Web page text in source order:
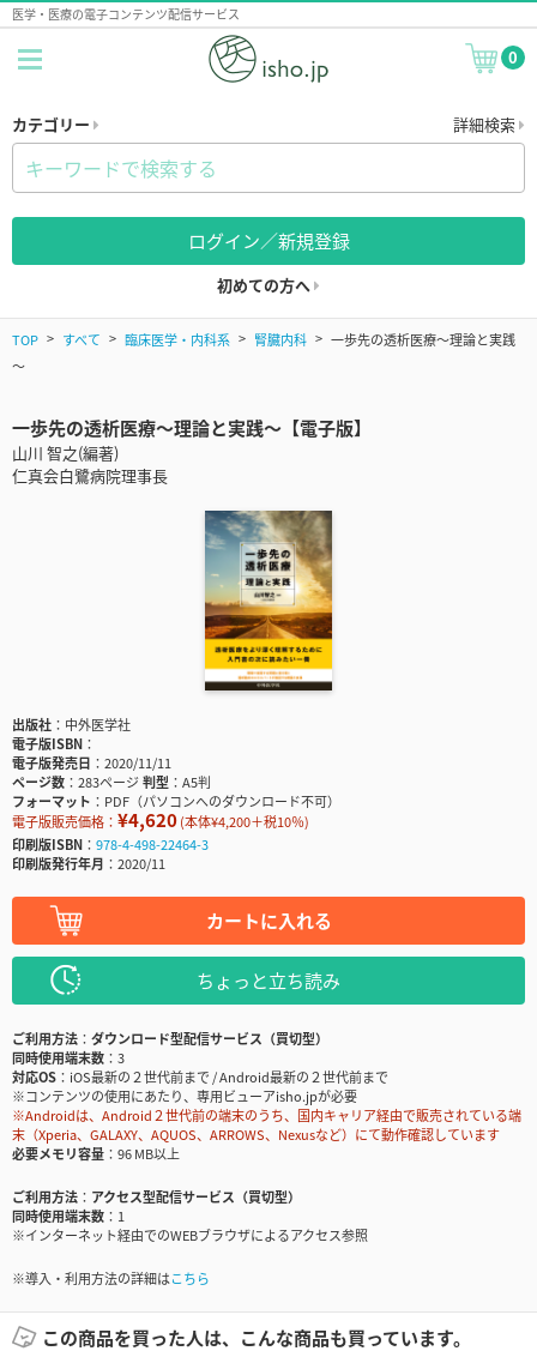
医学・医療の電子コンテンツ配信サービス
0
カテゴリー 詳細検索
ログイン／新規登録
初めての方へ
TOP すべて 臨床医学・内科系 腎臓内科
一歩先の透析医療～理論と実践
～
一歩先の透析医療～理論と実践～【電子版】
山川 智之(編著)
仁真会白鷺病院理事長
出版社
中外医学社
電子版ISBN
電子版発売日
2020/11/11
ページ数
283ページ判型
A5判
フォーマット
PDF（パソコンへのダウンロード不可）
電子版販売価格： ¥4,620(本体¥4,200＋税10％)
印刷版ISBN
978-4-498-22464-3
印刷版発行年月
2020/11
カートに入れる
ちょっと立ち読み
ご利用方法
ダウンロード型配信サービス（買切型）
同時使用端末数
3
対応OS
iOS最新の２世代前まで / Android最新の２世代前まで
※コンテンツの使用にあたり、専用ビューアisho.jpが必要
※Androidは、Android２世代前の端末のうち、国内キャリア経由で販売されている端
末（Xperia、GALAXY、AQUOS、ARROWS、Nexusなど）にて動作確認しています
必要メモリ容量
96 MB以上
ご利用方法
アクセス型配信サービス（買切型）
同時使用端末数
1
※インターネット経由でのWEBブラウザによるアクセス参照
※導入・利用方法の詳細はこちら
この商品を買った人は、こんな商品も買っています。